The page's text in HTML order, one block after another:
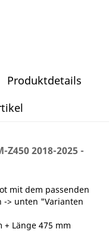
Produktdetails
Z450 2018-2025 -
mit dem passenden
-> unten "Varianten
Länge 475 mm